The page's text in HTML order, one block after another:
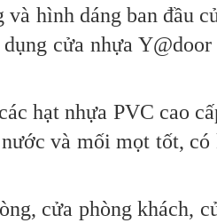
hình dáng ban đầu
cửa nhựa
hạt nhựa PVC cao
và mối mọt tốt, có
cửa phòng khách,